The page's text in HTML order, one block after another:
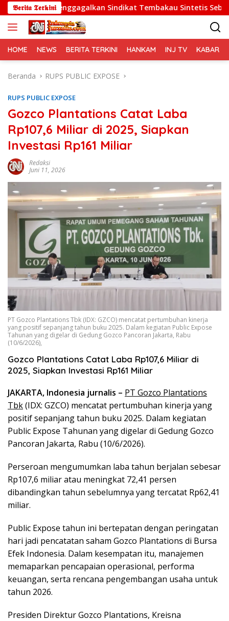
Langsung
ke
konten
𝕭𝖊𝖗𝖎𝖙𝖆 𝕿𝖊𝖗𝖐𝖎𝖓𝖎Sindikat Tembakau Sintetis Seberat 995 Gram
HOME NEWS BERITA TERKINI HANKAM INJ TV KABAR
Beranda RUPS PUBLIC EXPOSE
RUPS PUBLIC EXPOSE
Gozco Plantations Catat Laba
Rp107,6 Miliar di 2025, Siapkan
Investasi Rp161 Miliar
Redaksi
Juni 11, 2026
PT Gozco Plantations Tbk (IDX: GZCO) mencatat pertumbuhan kinerja
yang positif sepanjang tahun buku 2025. Dalam kegiatan Public Expose
Tahunan yang digelar di Gedung Gozco Pancoran Jakarta, Rabu
(10/6/2026),
Gozco Plantations Catat Laba Rp107,6 Miliar di
2025, Siapkan Investasi Rp161 Miliar
JAKARTA, Indonesia jurnalis – PT Gozco Plantations
Tbk(IDX: GZCO) mencatat pertumbuhan kinerja yang
positif sepanjang tahun buku 2025. Dalam kegiatan
Public Expose Tahunan yang digelar di Gedung Gozco
Pancoran Jakarta, Rabu (10/6/2026).
Perseroan mengumumkan laba tahun berjalan sebesar
Rp107,6 miliar atau meningkat 72,41 persen
dibandingkan tahun sebelumnya yang tercatat Rp62,41
miliar.
Public Expose tahun ini bertepatan dengan peringatan
hari jadi pencatatan saham Gozco Plantations di Bursa
Efek Indonesia. Dalam kesempatan itu, manajemen
memaparkan pencapaian operasional, performa
keuangan, serta rencana pengembangan usaha untuk
tahun 2026.
Presiden Direktur Gozco Plantations, Kreisna